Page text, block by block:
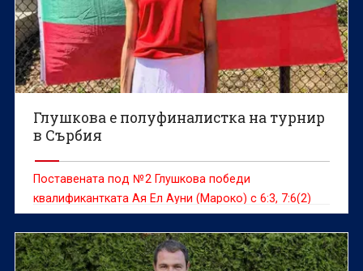
Глушкова е полуфиналистка на турнир
в Сърбия
Поставената под №2 Глушкова победи
квалификантката Ая Ел Ауни (Мароко) с 6:3, 7:6(2)